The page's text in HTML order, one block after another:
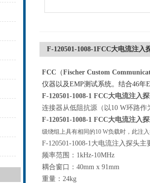
F-120501-1008-1FCC大电流注入
FCC （Fischer Custom
仪器以及EMP测试系统。结合46年
F-120501-1008-1 FCC大电流注入
连接器从低阻抗源（以10 W环路作
F-120501-1008-1 FCC大电流注入
级绕组上具有相同的10 W负载时，此注
F-120501-1008-1大电流注入探头主
频率范围：1kHz-10MHz
耦合窗口：40mm x 91mm
重量：24kg